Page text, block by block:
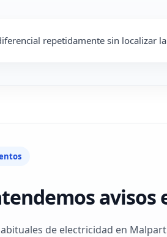
repetidamente sin localizar
avisos
de electricidad en